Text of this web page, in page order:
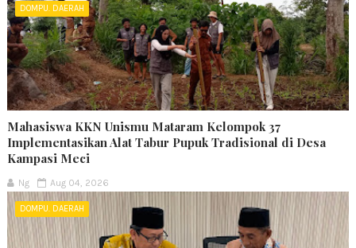
DOMPU. DAERAH
Mahasiswa KKN Unismu Mataram Kelompok 37
Implementasikan Alat Tabur Pupuk Tradisional di Desa
Kampasi Meci
Ng Aug 04, 2026
DOMPU. DAERAH